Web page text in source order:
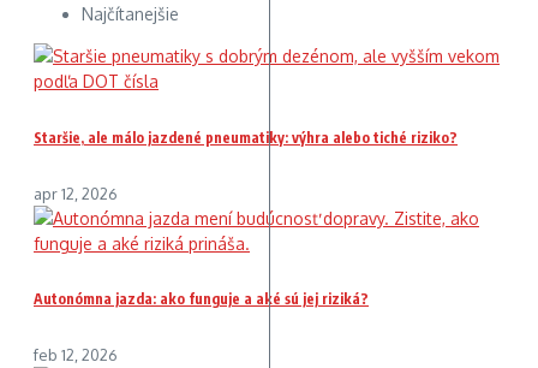
Najčítanejšie
Staršie, ale málo jazdené pneumatiky: výhra alebo tiché riziko?
apr 12, 2026
Autonómna jazda: ako funguje a aké sú jej riziká?
feb 12, 2026